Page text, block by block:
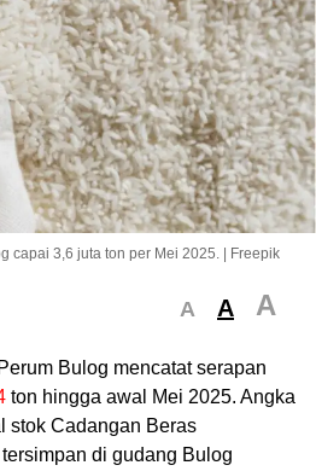
capai 3,6 juta ton per Mei 2025. | Freepik
A A A
Bulog mencatat serapan
ton hingga awal Mei 2025. Angka
stok Cadangan Beras
di gudang Bulog